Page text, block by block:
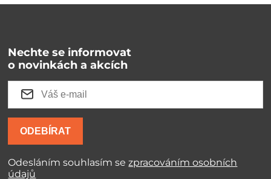
Nechte se informovat
o novinkách a akcích
ODEBÍRAT
Odesláním souhlasím sezpracováním osobních
údajů